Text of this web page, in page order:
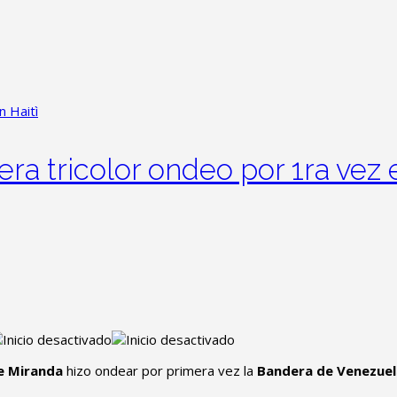
tricolor ondeo por 1ra vez
Miranda hizo ondear por primera vez la Bandera de